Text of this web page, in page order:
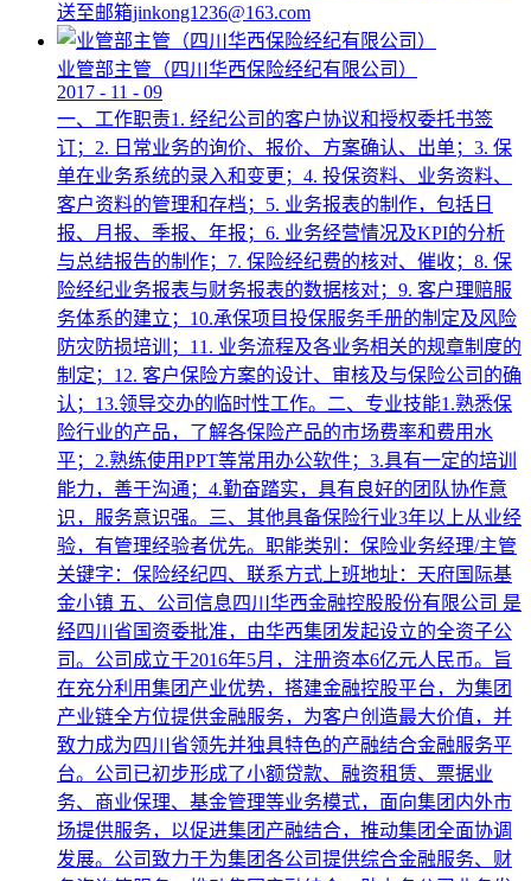
送至邮箱jinkong1236@163.com
业管部主管（四川华西保险经纪有限公司）
2017 - 11 - 09
一、工作职责1. 经纪公司的客户协议和授权委托书签
订；2. 日常业务的询价、报价、方案确认、出单；3. 保
单在业务系统的录入和变更；4. 投保资料、业务资料、
客户资料的管理和存档；5. 业务报表的制作，包括日
报、月报、季报、年报；6. 业务经营情况及KPI的分析
与总结报告的制作；7. 保险经纪费的核对、催收；8. 保
险经纪业务报表与财务报表的数据核对；9. 客户理赔服
务体系的建立；10.承保项目投保服务手册的制定及风险
防灾防损培训；11. 业务流程及各业务相关的规章制度的
制定；12. 客户保险方案的设计、审核及与保险公司的确
认；13.领导交办的临时性工作。二、专业技能1.熟悉保
险行业的产品，了解各保险产品的市场费率和费用水
平；2.熟练使用PPT等常用办公软件；3.具有一定的培训
能力，善于沟通；4.勤奋踏实，具有良好的团队协作意
识，服务意识强。三、其他具备保险行业3年以上从业经
验，有管理经验者优先。职能类别：保险业务经理/主管
关键字：保险经纪四、联系方式上班地址：天府国际基
金小镇 五、公司信息四川华西金融控股股份有限公司 是
经四川省国资委批准，由华西集团发起设立的全资子公
司。公司成立于2016年5月，注册资本6亿元人民币。旨
在充分利用集团产业优势，搭建金融控股平台，为集团
产业链全方位提供金融服务，为客户创造最大价值，并
致力成为四川省领先并独具特色的产融结合金融服务平
台。公司已初步形成了小额贷款、融资租赁、票据业
务、商业保理、基金管理等业务模式，面向集团内外市
场提供服务，以促进集团产融结合，推动集团全面协调
发展。公司致力于为集团各公司提供综合金融服务、财